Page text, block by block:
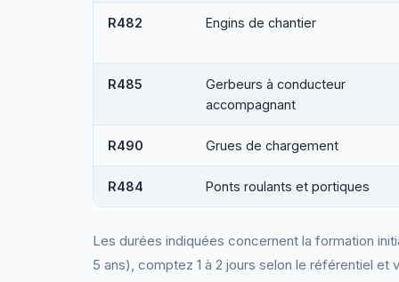
R482 Engins de chantier
R485
Gerbeurs à conducteur
accompagnant
R490 Grues de chargement
R484 Ponts roulants et portiques
Les durées indiquées concernent la formation
5 ans), comptez 1 à 2 jours selon le référentiel et